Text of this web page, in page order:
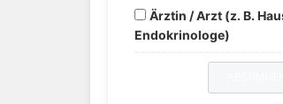
Ärztin / Arzt (z. B.
Endokrinologe)